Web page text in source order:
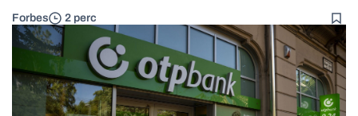
Forbes 2 perc